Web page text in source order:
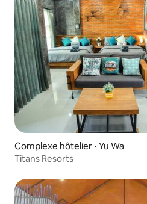
Complexe hôtelier ⋅ Yu Wa
Titans Resorts